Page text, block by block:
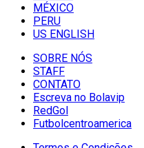
MÉXICO
PERU
US ENGLISH
SOBRE NÓS
STAFF
CONTATO
Escreva no Bolavip
RedGol
Futbolcentroamerica